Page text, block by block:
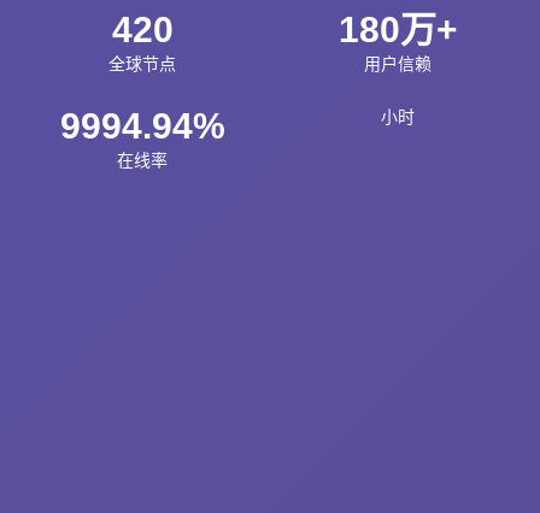
420
全球节点
180万+
用户信赖
9994.94%
在线率
小时